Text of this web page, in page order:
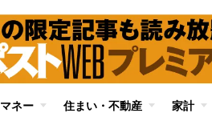
マネー 住まい・不動産 家計